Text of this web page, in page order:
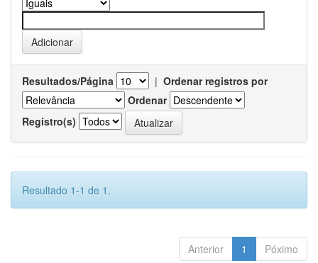
Resultados/Página | Ordenar registros por
Ordenar
Registro(s)
Resultado 1-1 de 1.
Anterior 1 Póximo